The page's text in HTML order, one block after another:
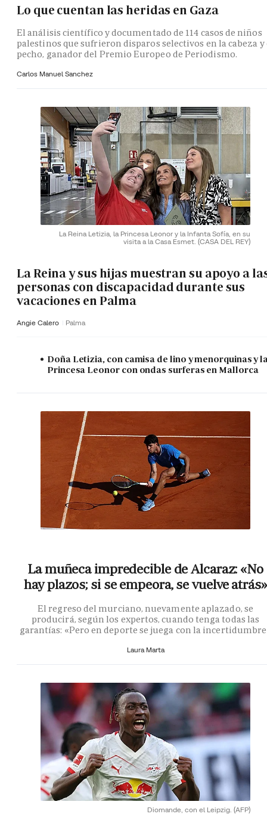
Lo que cuentan las heridas en Gaza
El análisis científico y documentado de 114 casos de niños
palestinos que sufrieron disparos selectivos en la cabeza y
pecho, ganador del Premio Europeo de Periodismo.
Carlos Manuel Sanchez
La Reina Letizia, la Princesa Leonor y la Infanta Sofía, en su
visita a la Casa Esmet. (CASA DEL REY)
La Reina y sus hijas muestran su apoyo a
personas con discapacidad durante sus
vacaciones en Palma
Angie Calero Palma
Doña Letizia, con camisa de lino y menorquinas y
Princesa Leonor con ondas surferas en Mallorca
La muñeca impredecible de Alcaraz: «No
hay plazos; si se empeora, se vuelve atrás»
El regreso del murciano, nuevamente aplazado, se
producirá, según los expertos, cuando tenga todas las
garantías: «Pero en deporte se juega con la
Laura Marta
Diomande, con el Leipzig. (AFP)